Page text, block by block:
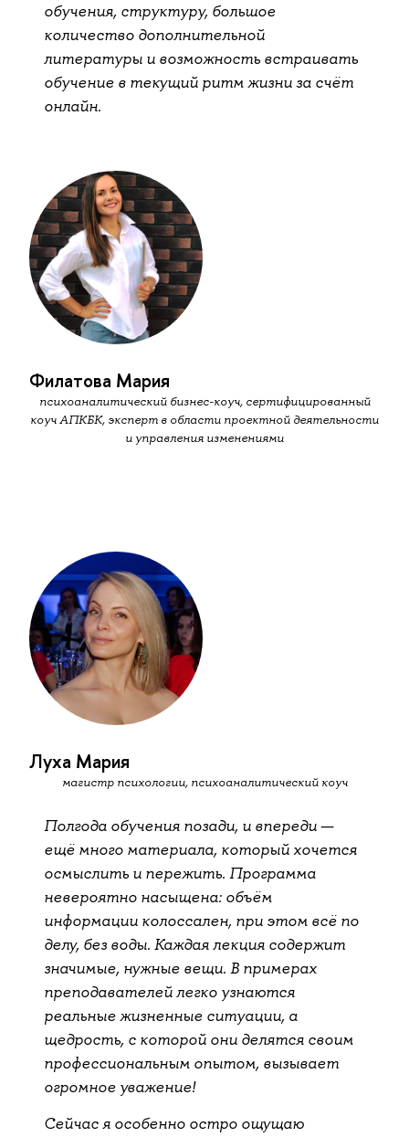
обучения, структуру, большое
количество дополнительной
литературы и возможность встраивать
обучение в текущий ритм жизни за счёт
онлайн.
Филатова Мария
психоаналитический бизнес-коуч, сертифицированный
коуч АПКБК, эксперт в области проектной деятельности
и управления изменениями
Луха Мария
магистр психологии, психоаналитический коуч
Полгода обучения позади, и впереди —
ещё много материала, который хочется
осмыслить и пережить. Программа
невероятно насыщена: объём
информации колоссален, при этом всё по
делу, без воды. Каждая лекция содержит
значимые, нужные вещи. В примерах
преподавателей легко узнаются
реальные жизненные ситуации, а
щедрость, с которой они делятся своим
профессиональным опытом, вызывает
огромное уважение!
Сейчас я особенно остро ощущаю